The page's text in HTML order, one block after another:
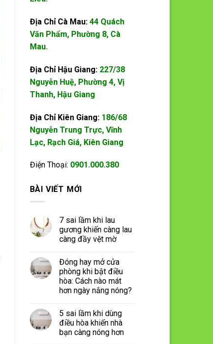
Địa Chỉ Cà Mau: 44 Quách
Văn Phẩm, Phường 8, Cà
Mau.
Địa Chỉ Hậu Giang: 227/38
Nguyễn Huệ, Phường 4, Vị
Thanh, Hậu Giang
Địa Chỉ Kiên Giang: 186/68
Nguyễn Trung Trực, Vĩnh
Lạc, Rạch Giá, Kiên Giang
Điện Thoại: 0901.000.380
BÀI VIẾT MỚI
7 sai lầm khi lau
gương khiến càng lau
càng đầy vệt mờ
Đóng hay mở cửa
phòng khi bật điều
hòa: Cách nào mát
hơn ngày nắng nóng?
5 sai lầm khi dùng
điều hòa khiến nhà
bạn càng nóng hơn